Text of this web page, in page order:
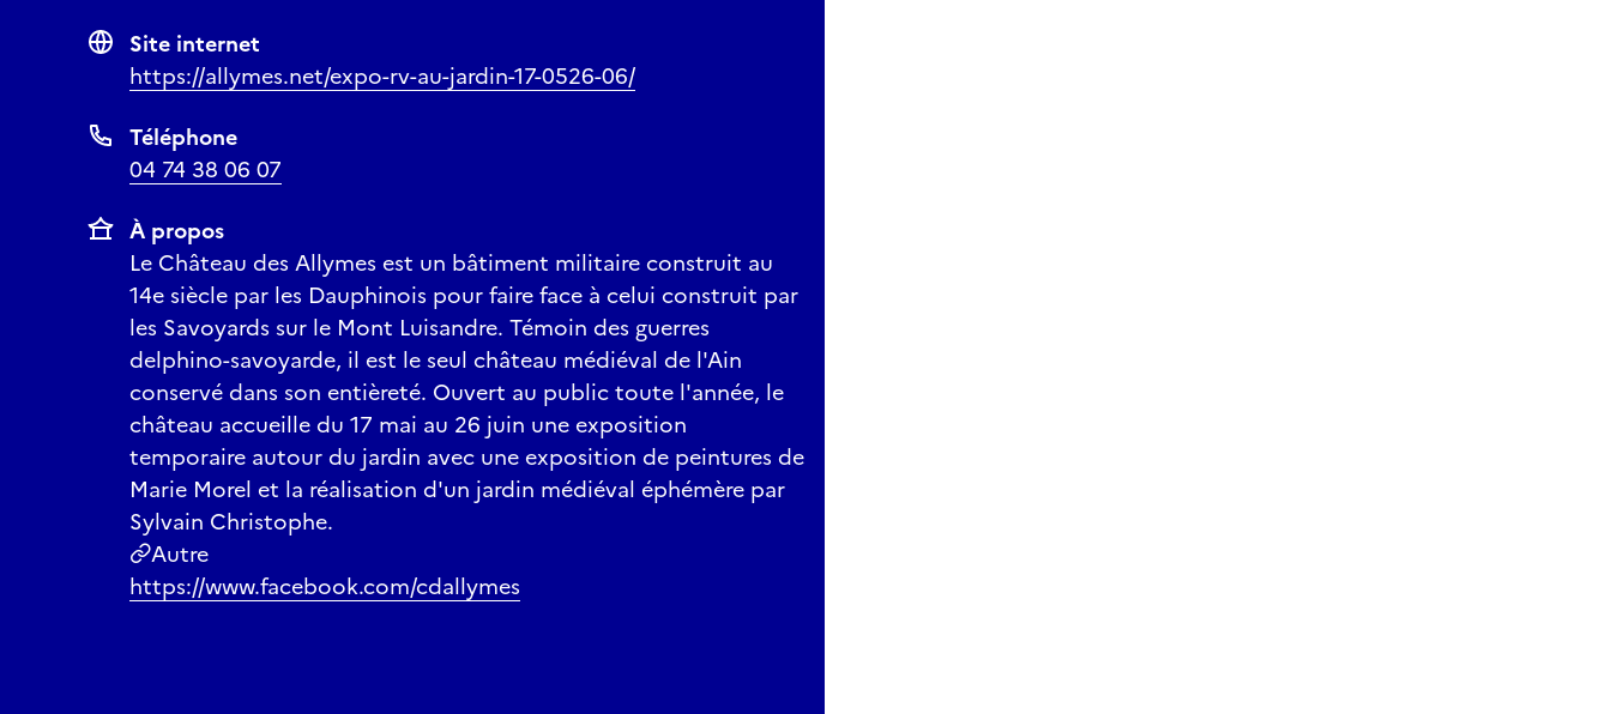
Site internet
https://allymes.net/expo-rv-au-jardin-17-0526-06/
Téléphone
04 74 38 06 07
À propos
Le Château des Allymes est un bâtiment militaire construit au
14e siècle par les Dauphinois pour faire face à celui construit par
les Savoyards sur le Mont Luisandre. Témoin des guerres
delphino-savoyarde, il est le seul château médiéval de l'Ain
conservé dans son entièreté. Ouvert au public toute l'année, le
château accueille du 17 mai au 26 juin une exposition
temporaire autour du jardin avec une exposition de peintures de
Marie Morel et la réalisation d'un jardin médiéval éphémère par
Sylvain Christophe.
Autre
https://www.facebook.com/cdallymes